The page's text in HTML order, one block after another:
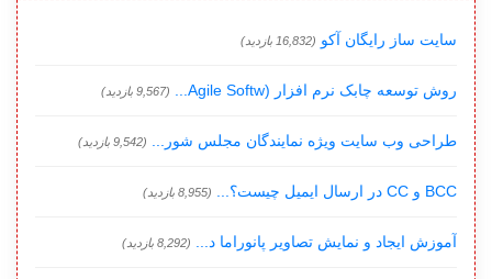
سایت ساز رایگان آکو (16,832 بازدید)
روش توسعه چابک نرم افزار (Agile Softw... (9,567 بازدید)
طراحی وب سایت ویژه نمایندگان مجلس شور... (9,542 بازدید)
BCC و CC در ارسال ایمیل چیست؟... (8,955 بازدید)
آموزش ایجاد و نمایش تصاویر پانوراما د... (8,292 بازدید)